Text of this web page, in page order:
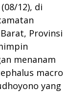
12), di
Provinsi
menanam
macro
yang